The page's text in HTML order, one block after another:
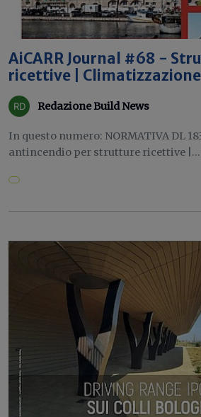
AiCARR Journal #68 -
ricettive |
Redazione Build News
In questo numero: NORMATIVA DL
antincendio per strutture ricettive |...